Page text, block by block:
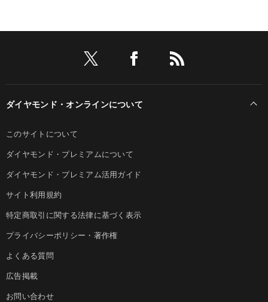
ダイヤモンド・オンラインについて
このサイトについて
ダイヤモンド・プレミアムについて
ダイヤモンド・プレミアム活用ガイド
サイト利用規約
特定商取引に関する法律に基づく表示
プライバシーポリシー・著作権
よくある質問
広告掲載
お問い合わせ